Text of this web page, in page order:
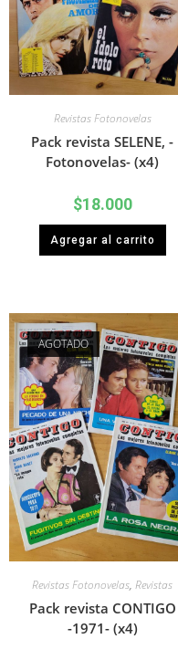
Revistas Fotonovelas
Pack revista SELENE, -
Fotonovelas- (x4)
$18.000
Agregar al carrito
AGOTADO
Revistas Fotonovelas, Revistas
Pack revista CONTIGO
-1971- (x4)